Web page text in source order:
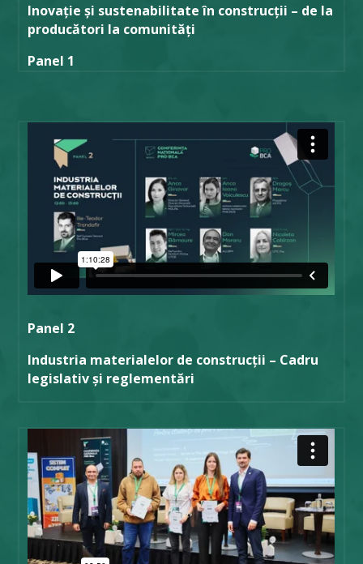
Inovație și sustenabilitate în construcții – de la
producători la comunități
Panel 1
Panel 2
Industria materialelor de construcții – Cadru
legislativ și reglementări